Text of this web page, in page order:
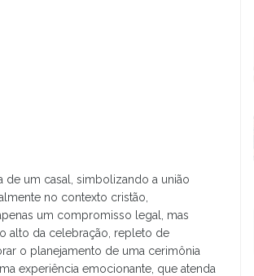
de um casal, simbolizando a união
no contexto cristão,
um compromisso legal, mas
alto da celebração, repleto de
o planejamento de uma cerimônia
experiência emocionante, que atenda